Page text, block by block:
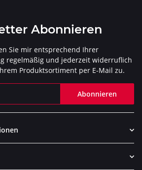
Abonnieren
Sie mir entsprechend Ihrer
regelmäßig und jederzeit widerruflich
Produktsortiment per E-Mail zu.
Abonnieren